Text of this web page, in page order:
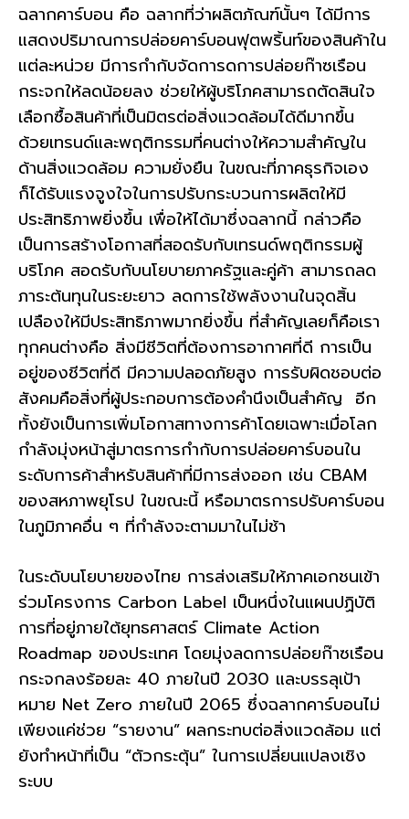
ฉลากคาร์บอน คือ ฉลากที่ว่าผลิตภัณฑ์นั้นๆ ได้มีการ
แสดงปริมาณการปล่อยคาร์บอนฟุตพริ้นท์ของสินค้าใน
แต่ละหน่วย มีการกำกับจัดการดการปล่อยก๊าซเรือน
กระจกให้ลดน้อยลง ช่วยให้ผู้บริโภคสามารถตัดสินใจ
เลือกซื้อสินค้าที่เป็นมิตรต่อสิ่งแวดล้อมได้ดีมากขึ้น
ด้วยเทรนด์และพฤติกรรมที่คนต่างให้ความสำคัญใน
ด้านสิ่งแวดล้อม ความยั่งยืน ในขณะที่ภาคธุรกิจเอง
ก็ได้รับแรงจูงใจในการปรับกระบวนการผลิตให้มี
ประสิทธิภาพยิ่งขึ้น เพื่อให้ได้มาซึ่งฉลากนี้ กล่าวคือ
เป็นการสร้างโอกาสที่สอดรับกับเทรนด์พฤติกรรมผู้
บริโภค สอดรับกับนโยบายภาครัฐและคู่ค้า สามารถลด
ภาระต้นทุนในระยะยาว ลดการใช้พลังงานในจุดสิ้น
เปลืองให้มีประสิทธิภาพมากยิ่งขึ้น ที่สำคัญเลยก็คือเรา
ทุกคนต่างคือ สิ่งมีชีวิตที่ต้องการอากาศที่ดี การเป็น
อยู่ของชีวิตที่ดี มีความปลอดภัยสูง การรับผิดชอบต่อ
สังคมคือสิ่งที่ผู้ประกอบการต้องคำนึงเป็นสำคัญ อีก
ทั้งยังเป็นการเพิ่มโอกาสทางการค้าโดยเฉพาะเมื่อโลก
กำลังมุ่งหน้าสู่มาตรการกำกับการปล่อยคาร์บอนใน
ระดับการค้าสำหรับสินค้าที่มีการส่งออก เช่น CBAM
ของสหภาพยุโรป ในขณะนี้ หรือมาตรการปรับคาร์บอน
ในภูมิภาคอื่น ๆ ที่กำลังจะตามมาในไม่ช้า
ในระดับนโยบายของไทย การส่งเสริมให้ภาคเอกชนเข้า
ร่วมโครงการ Carbon Label เป็นหนึ่งในแผนปฏิบัติ
การที่อยู่ภายใต้ยุทธศาสตร์ Climate Action
Roadmap ของประเทศ โดยมุ่งลดการปล่อยก๊าซเรือน
กระจกลงร้อยละ 40 ภายในปี 2030 และบรรลุเป้า
หมาย Net Zero ภายในปี 2065 ซึ่งฉลากคาร์บอนไม่
เพียงแค่ช่วย “รายงาน” ผลกระทบต่อสิ่งแวดล้อม แต่
ยังทำหน้าที่เป็น “ตัวกระตุ้น” ในการเปลี่ยนแปลงเชิง
ระบบ